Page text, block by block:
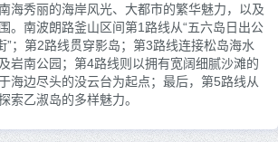
海秀丽的海岸风光、大都市的繁华魅力，以及
。南波朗路釜山区间第1路线从“五六岛日出公
”；第2路线贯穿影岛；第3路线连接松岛海水
岩南公园；第4路线则以拥有宽阔细腻沙滩的
海边尽头的没云台为起点；最后，第5路线从
索乙淑岛的多样魅力。